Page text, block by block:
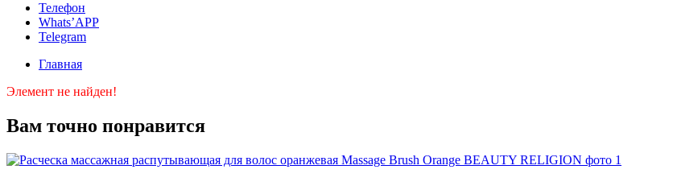
Телефон
Whats’APP
Telegram
Главная
Элемент не найден!
Вам точно понравится